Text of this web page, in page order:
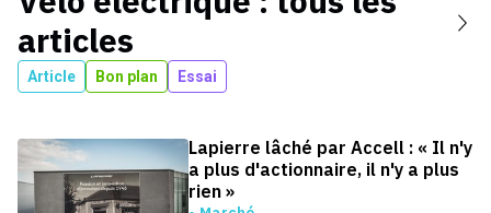
articles
Article Bon plan Essai
Lapierre lâché par Accell : « Il n'y
a plus d'actionnaire, il n'y a plus
rien »